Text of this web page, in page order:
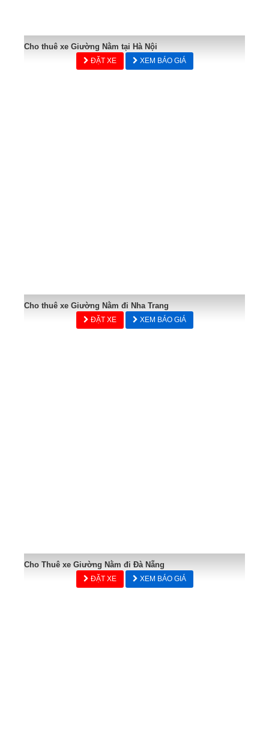
Cho thuê xe Giường Nằm tại Hà Nội
ĐẶT XE XEM BÁO GIÁ
Cho thuê xe Giường Nằm đi Nha Trang
ĐẶT XE XEM BÁO GIÁ
Cho Thuê xe Giường Nằm đi Đà Nẵng
ĐẶT XE XEM BÁO GIÁ